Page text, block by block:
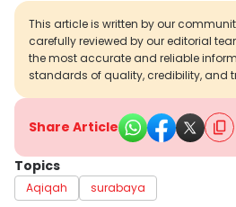
This article is written by our
carefully reviewed by our editorial
the most accurate and reliable
standards of quality, credibility, and
Share Article
Topics
Aqiqah surabaya